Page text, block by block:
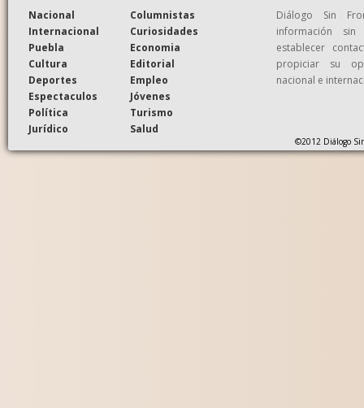
Nacional
Internacional
Puebla
Cultura
Deportes
Espectaculos
Política
Jurídico
Columnistas
Curiosidades
Economia
Editorial
Empleo
Jóvenes
Turismo
Salud
Diálogo Sin
información sin
establecer
propiciar su
nacional e
©2012 Diálogo